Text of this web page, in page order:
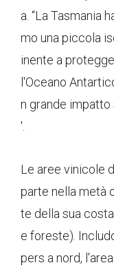
a. “La Tasmania
mo una piccola
inente a
l'Oceano
n grande
'.
Le aree vinicole
parte nella metà
te della sua
e foreste).
pers a nord,